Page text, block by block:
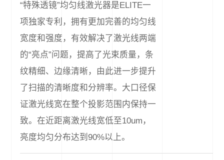
“特殊透镜”均匀线激光器是ELITE⼀
项独家专利，拥有更加完善的均匀线
宽度和强度，有效解决了激光线两端
的“亮点”问题，提高了光束质量，条
纹精细、边缘清晰，由此进一步提升
了扫描的清晰度和分辨率。大口径保
证激光线宽在整个投影范围内保持一
致。在近距离激光线宽低至10um，
亮度均匀分布达到90%以上。